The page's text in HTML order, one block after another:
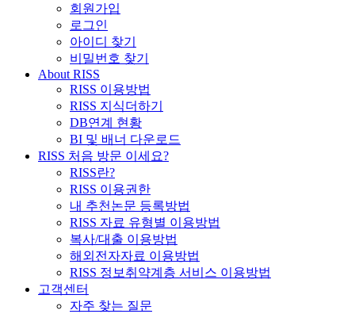
회원가입
로그인
아이디 찾기
비밀번호 찾기
About RISS
RISS 이용방법
RISS 지식더하기
DB연계 현황
BI 및 배너 다운로드
RISS 처음 방문 이세요?
RISS란?
RISS 이용권한
내 추천논문 등록방법
RISS 자료 유형별 이용방법
복사/대출 이용방법
해외전자자료 이용방법
RISS 정보취약계층 서비스 이용방법
고객센터
자주 찾는 질문